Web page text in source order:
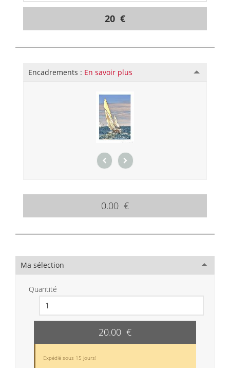
20 €
Encadrements : En savoir plus
0.00 €
Ma sélection
Quantité
20.00 €
Expédié sous 15 jours!